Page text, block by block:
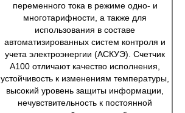
переменного тока в режиме одно- и
многотарифности, а также для
использования в составе
автоматизированных систем контроля и
учета электроэнергии (АСКУЭ). Счетчик
A100 отличают качество исполнения,
устойчивость к изменениям температуры,
высокий уровень защиты информации,
нечувствительность к постоянной